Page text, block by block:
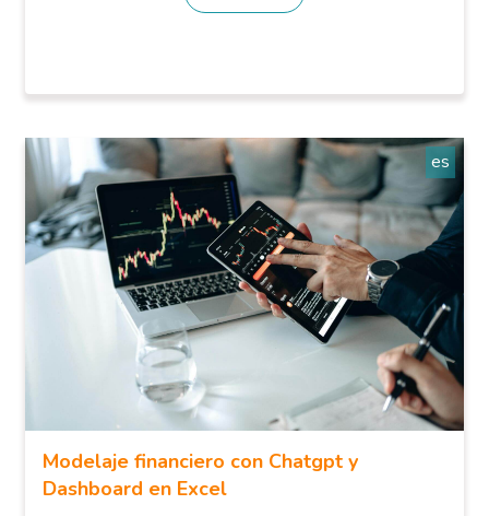
es
Modelaje financiero con Chatgpt y
Dashboard en Excel